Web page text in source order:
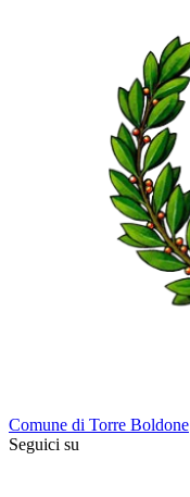
Comune di Torre Boldone
Seguici su